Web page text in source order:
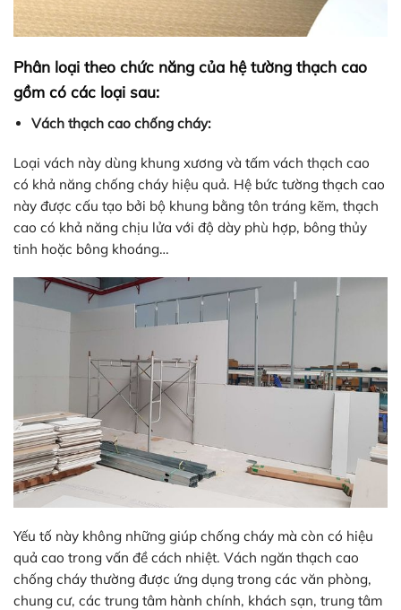
Phân loại theo chức năng của hệ tường thạch cao
gồm có các loại sau:
Vách thạch cao chống cháy:
Loại vách này dùng khung xương và tấm vách thạch cao
có khả năng chống cháy hiệu quả. Hệ bức tường thạch cao
này được cấu tạo bởi bộ khung bằng tôn tráng kẽm, thạch
cao có khả năng chịu lửa với độ dày phù hợp, bông thủy
tinh hoặc bông khoáng…
Yếu tố này không những giúp chống cháy mà còn có hiệu
quả cao trong vấn đề cách nhiệt. Vách ngăn thạch cao
chống cháy thường được ứng dụng trong các văn phòng,
chung cư, các trung tâm hành chính, khách sạn, trung tâm